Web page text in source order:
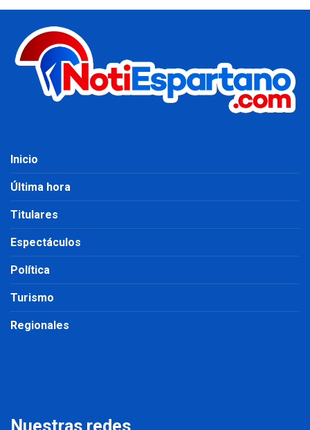
Inicio
Última hora
Titulares
Espectáculos
Política
Turismo
Regionales